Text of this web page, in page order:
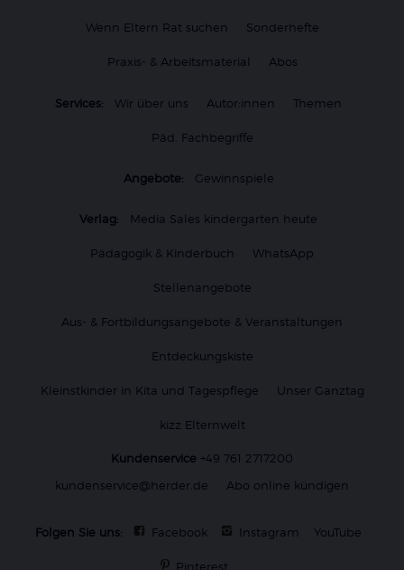
Wenn Eltern Rat suchen Sonderhefte
Praxis- & Arbeitsmaterial Abos
Services: Wir über uns Autor:innen Themen
Päd. Fachbegriffe
Angebote: Gewinnspiele
Verlag: Media Sales kindergarten heute
Pädagogik & Kinderbuch WhatsApp
Stellenangebote
Aus- & Fortbildungsangebote & Veranstaltungen
Entdeckungskiste
Kleinstkinder in Kita und Tagespflege Unser Ganztag
kizz Elternwelt
Kundenservice +49 761 2717200
kundenservice@herder.de
Abo online kündigen
Folgen Sie uns: Facebook Instagram YouTube
Pinterest